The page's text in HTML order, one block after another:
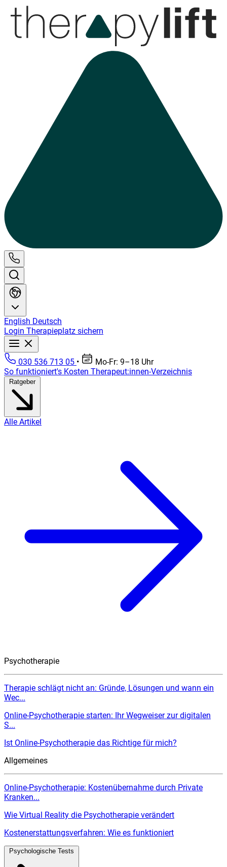
English Deutsch
Login Therapieplatz sichern
030 536 713 05 •
Mo-Fr: 9–18 Uhr
So funktioniert's Kosten Therapeut:innen-Verzeichnis
Ratgeber
Alle Artikel
Psychotherapie
Therapie schlägt nicht an: Gründe, Lösungen und wann ein
Wec...
Online-Psychotherapie starten: Ihr Wegweiser zur digitalen
S...
Ist Online-Psychotherapie das Richtige für mich?
Allgemeines
Online-Psychotherapie: Kostenübernahme durch Private
Kranken...
Wie Virtual Reality die Psychotherapie verändert
Kostenerstattungsverfahren: Wie es funktioniert